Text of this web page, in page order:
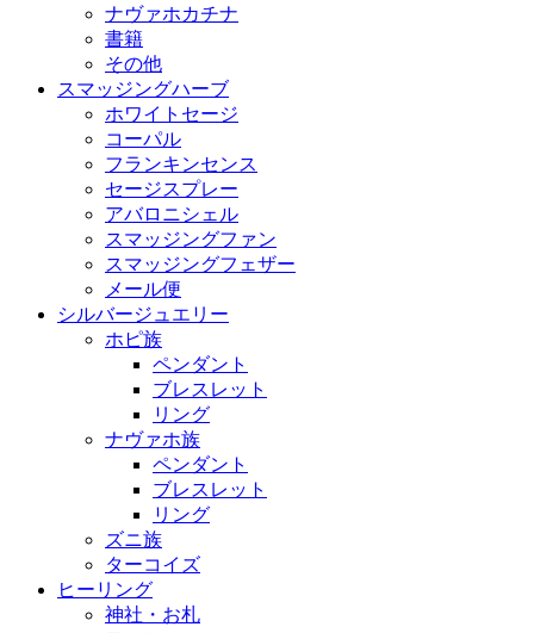
ナヴァホカチナ
書籍
その他
スマッジングハーブ
ホワイトセージ
コーパル
フランキンセンス
セージスプレー
アバロニシェル
スマッジングファン
スマッジングフェザー
メール便
シルバージュエリー
ホピ族
ペンダント
ブレスレット
リング
ナヴァホ族
ペンダント
ブレスレット
リング
ズニ族
ターコイズ
ヒーリング
神社・お札